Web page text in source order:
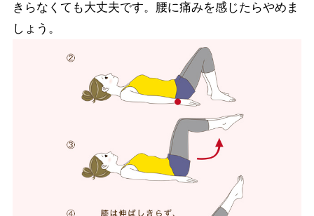
きらなくても大丈夫です。腰に痛みを感じたらやめま
しょう。